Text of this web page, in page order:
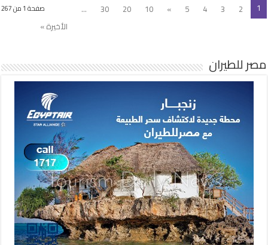
صفحة 1 من 267 1
2
3
4
5
»
10
20
30
...
الأخيرة »
مصر للطيران